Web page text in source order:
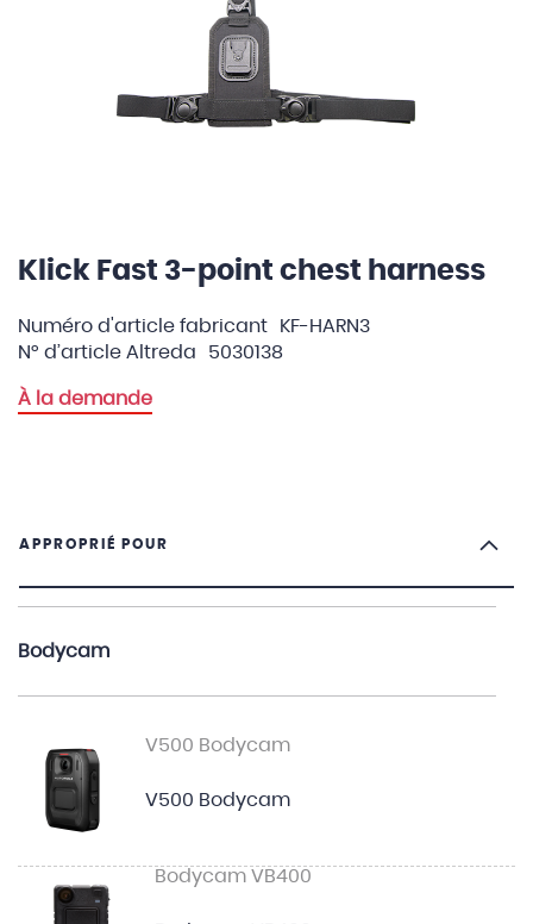
Skip
the
beginning
the
Klick Fast 3-point chest harness
Numéro d'article fabricant
KF-HARN3
N° d’article Altreda
5030138
À la demande
APPROPRIÉ POUR
Bodycam
V500 Bodycam
V500 Bodycam
Bodycam VB400